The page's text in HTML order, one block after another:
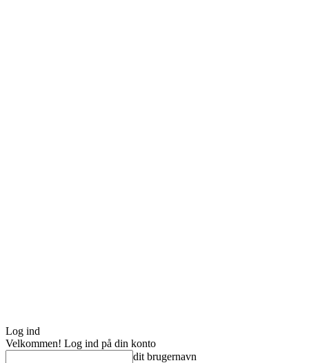
Log ind
Velkommen! Log ind på din konto
dit brugernavn